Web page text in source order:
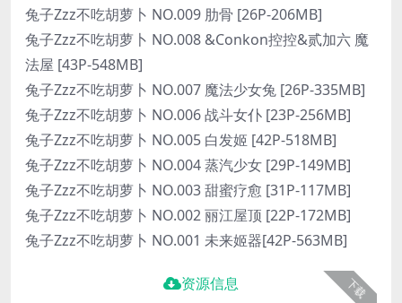
兔子Zzz不吃胡萝卜 NO.009 肋骨 [26P-206MB]
兔子Zzz不吃胡萝卜 NO.008 &Conkon控控&贰加六 魔
法屋 [43P-548MB]
兔子Zzz不吃胡萝卜 NO.007 魔法少女兔 [26P-335MB]
兔子Zzz不吃胡萝卜 NO.006 战斗女仆 [23P-256MB]
兔子Zzz不吃胡萝卜 NO.005 白发姬 [42P-518MB]
兔子Zzz不吃胡萝卜 NO.004 蒸汽少女 [29P-149MB]
兔子Zzz不吃胡萝卜 NO.003 甜蜜疗愈 [31P-117MB]
兔子Zzz不吃胡萝卜 NO.002 丽江屋顶 [22P-172MB]
兔子Zzz不吃胡萝卜 NO.001 未来姬器[42P-563MB]
下载
资源信息